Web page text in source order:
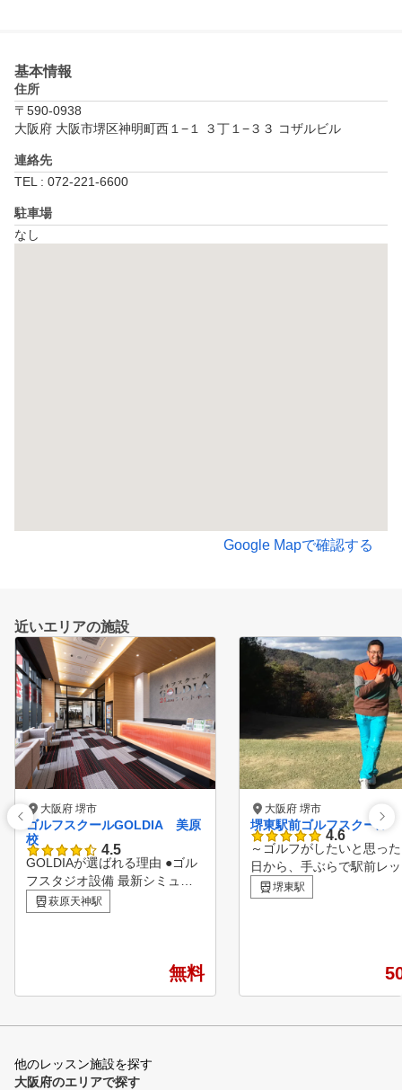
基本情報
住所
〒590-0938
大阪府 大阪市堺区神明町西１−１ ３丁１−３３ コザルビル
連絡先
TEL : 072-221-6600
駐車場
なし
Google Mapで確認する
近いエリアの施設
大阪府 堺市
ゴルフスクールGOLDIA 美原
校
4.5
GOLDIAが選ばれる理由 ●ゴル
フスタジオ設備 最新シミュレ
ーター完備の全6打席 全打席に
高精度スイング分析機と最新弾
臨場感で練習が可能です。 ●レ
大3名までの少人数グループレ
、レベルに応じたきめ細やかな
指導が受けられます。 ●練習環
萩原天神駅
無料
大阪府 堺市
堺東駅前ゴルフスクール
4.6
～ゴルフがしたいと思っ
日から、手ぶらで駅前レ
～ 安心の定額料金でレッ
受け放題。 店舗相互利用
ん。 1レッスン50分間に
いただきます。 お客様が
堺東駅
他のレッスン施設を探す
大阪府のエリアで探す